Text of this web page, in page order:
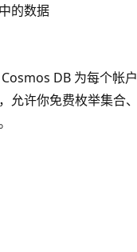
的数据
DB 为每个帐户
允许你免费枚举集合、